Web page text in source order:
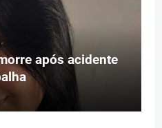
após acidente